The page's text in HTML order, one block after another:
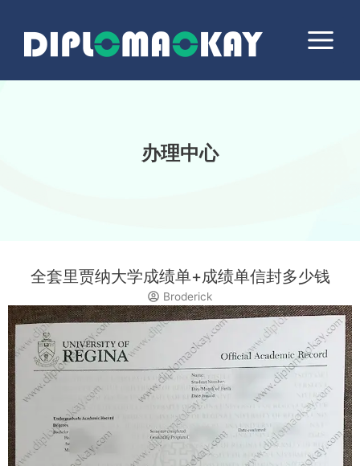
Menu
办理中心
全套里贾纳大学成绩单+成绩单信封多少钱
Broderick